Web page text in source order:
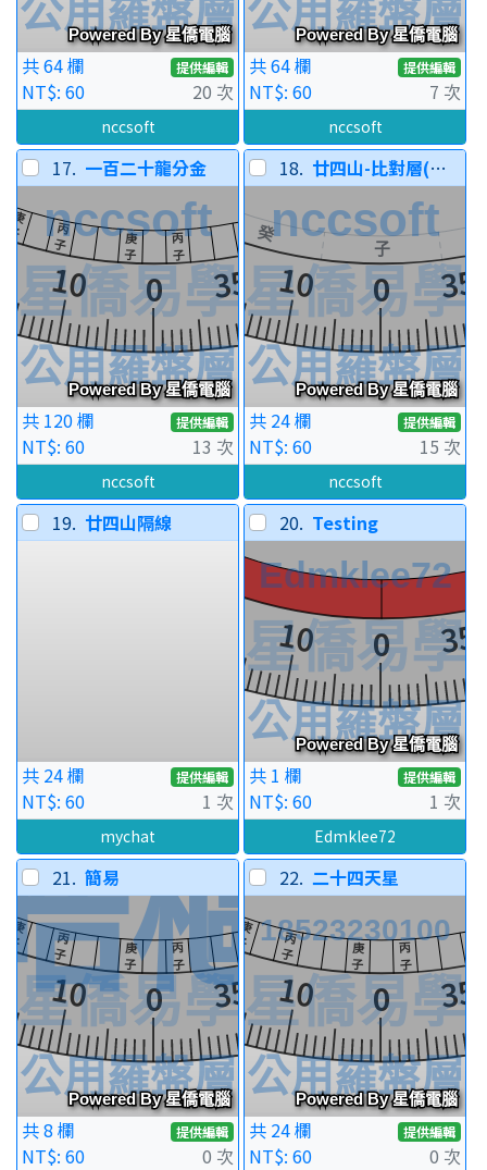
共 64 欄 提供編輯
NT$: 60 20 次
nccsoft
共 64 欄 提供編輯
NT$: 60 7 次
nccsoft
17. 一百二十龍分金
共 120 欄 提供編輯
NT$: 60 13 次
nccsoft
18. 廿四山-比對層(可調整)
共 24 欄 提供編輯
NT$: 60 15 次
nccsoft
19. 廿四山隔線
共 24 欄 提供編輯
NT$: 60 1 次
mychat
20. Testing
共 1 欄 提供編輯
NT$: 60 1 次
Edmklee72
21. 簡易
共 8 欄 提供編輯
NT$: 60 0 次
22. 二十四天星
共 24 欄 提供編輯
NT$: 60 0 次